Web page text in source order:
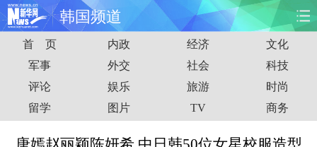
韩国频道
首页 时政 国际 财经
娱乐 体育 人事 教育
时尚 思客 地方 法治
首 页 内政 经济
文化
军事
外交 社会
科技
评论
娱乐 旅游
时尚
留学
图片 TV 商务